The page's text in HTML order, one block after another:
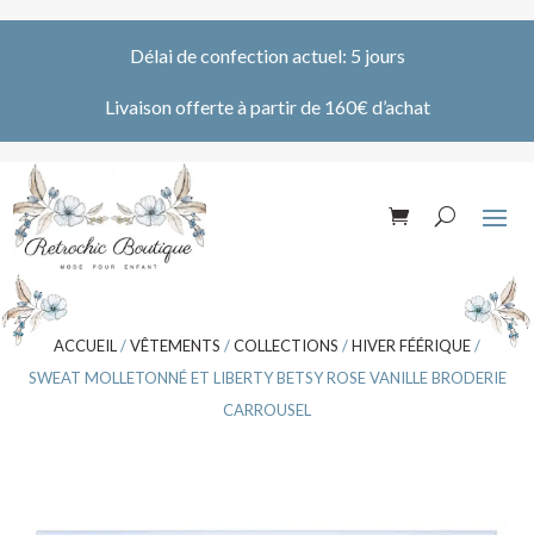
Délai de confection actuel: 5 jours
Livaison offerte à partir de 160€ d’achat
ACCUEIL /VÊTEMENTS /COLLECTIONS /HIVER FÉÉRIQUE/
SWEAT MOLLETONNÉ ET LIBERTY BETSY ROSE VANILLE BRODERIE
CARROUSEL